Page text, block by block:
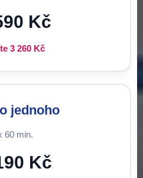
Kč
3 260 Kč
jednoho
60 min.
Kč